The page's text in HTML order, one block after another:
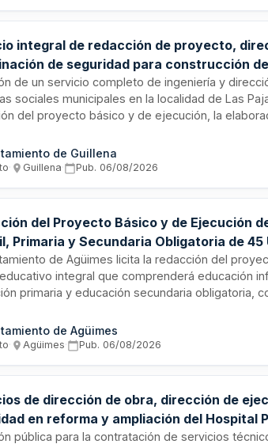
integral de redacción de proyecto,
de seguridad para construcción
en Las Pajanosas
de un servicio completo de ingeniería y
sociales municipales en la localidad de Las
del proyecto básico y de ejecución, la
toda la fase de construcción. El servicio
acreditada en trabajos de naturaleza
de Guillena
· Guillena· Pub. 06/08/2026
del Proyecto Básico y de Ejecución
Primaria y Secundaria Obligatoria de 45
de Agüimes licita la redacción del
integral que comprenderá educación
primaria y educación secundaria obligatoria,
instalaciones especializadas, estudio de
y fórmula de revisión de precios, conforme a
de Agüimes
· Agüimes· Pub. 06/08/2026
de dirección de obra, dirección de
en reforma y ampliación del Hospital
pública para la contratación de servicios